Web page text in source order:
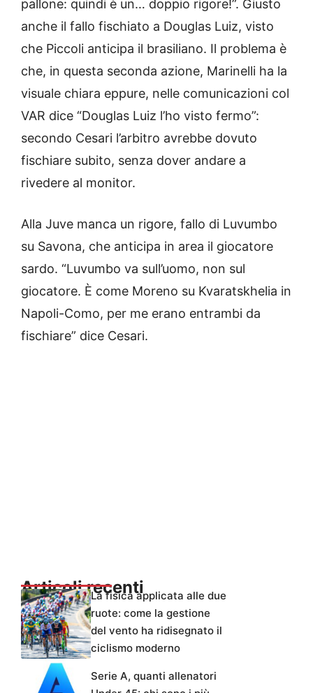
pallone: quindi è un… doppio rigore!”. Giusto
anche il fallo fischiato a Douglas Luiz, visto
che Piccoli anticipa il brasiliano. Il problema è
che, in questa seconda azione, Marinelli ha la
visuale chiara eppure, nelle comunicazioni col
VAR dice “Douglas Luiz l’ho visto fermo”:
secondo Cesari l’arbitro avrebbe dovuto
fischiare subito, senza dover andare a
rivedere al monitor.
Alla Juve manca un rigore, fallo di Luvumbo
su Savona, che anticipa in area il giocatore
sardo. “Luvumbo va sull’uomo, non sul
giocatore. È come Moreno su Kvaratskhelia in
Napoli-Como, per me erano entrambi da
fischiare” dice Cesari.
Articoli recentiLa fisica applicata alle due
ruote: come la gestione
del vento ha ridisegnato il
ciclismo moderno
Serie A, quanti allenatori